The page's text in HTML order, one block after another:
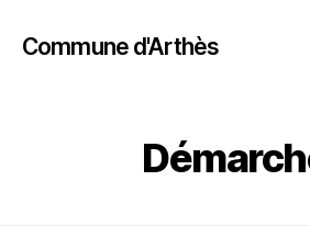
Commune d'Arthès